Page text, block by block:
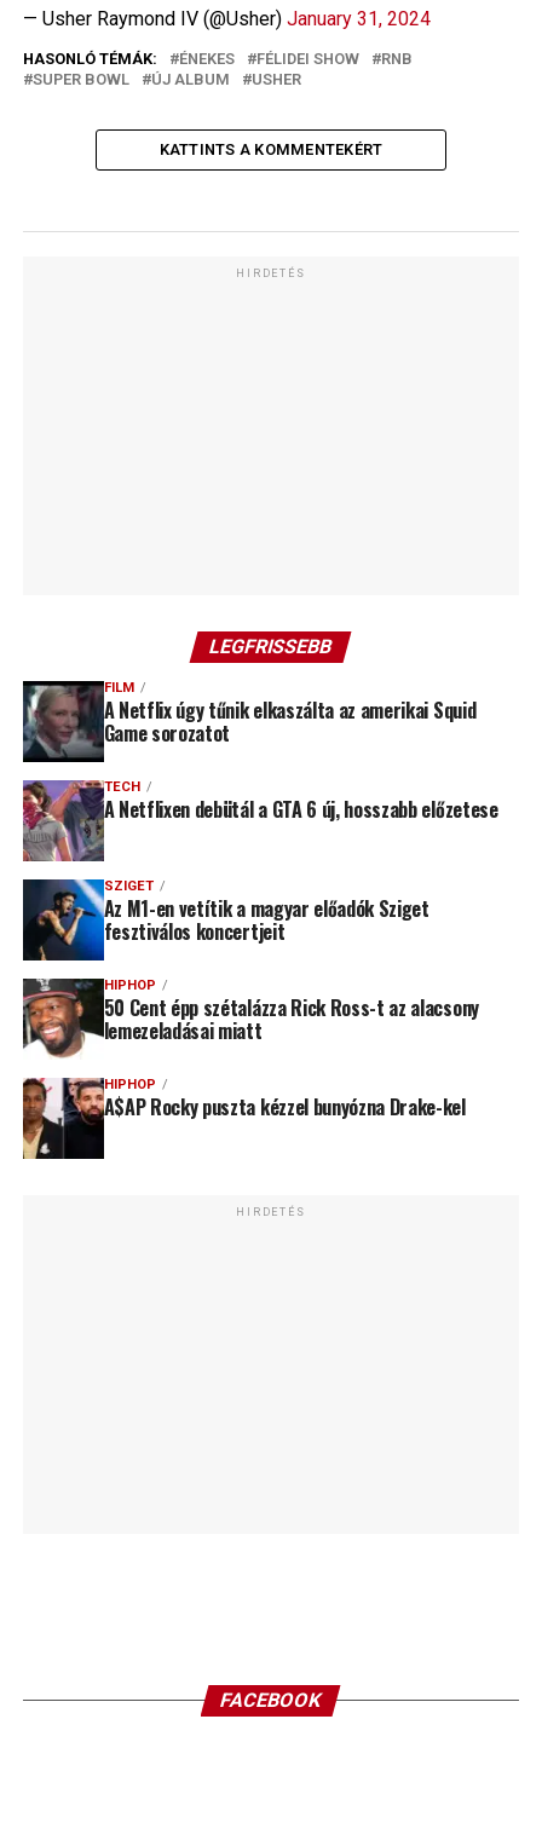
— Usher Raymond IV (@Usher) January 31, 2024
HASONLÓ TÉMÁK: ÉNEKES FÉLIDEI SHOW
RNB
SUPER BOWL
ÚJ ALBUM USHER
KATTINTS A KOMMENTEKÉRT
HIRDETÉS
LEGFRISSEBB
FILM
A Netflix úgy tűnik elkaszálta az amerikai Squid
Game sorozatot
TECH
A Netflixen debütál a GTA 6 új, hosszabb előzetese
SZIGET
Az M1-en vetítik a magyar előadók Sziget
fesztiválos koncertjeit
HIPHOP
50 Cent épp szétalázza Rick Ross-t az alacsony
lemezeladásai miatt
HIPHOP
A$AP Rocky puszta kézzel bunyózna Drake-kel
HIRDETÉS
FACEBOOK